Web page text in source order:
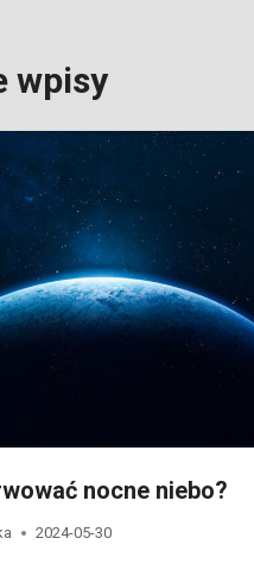
wpisy
nocne niebo?
2024-05-30